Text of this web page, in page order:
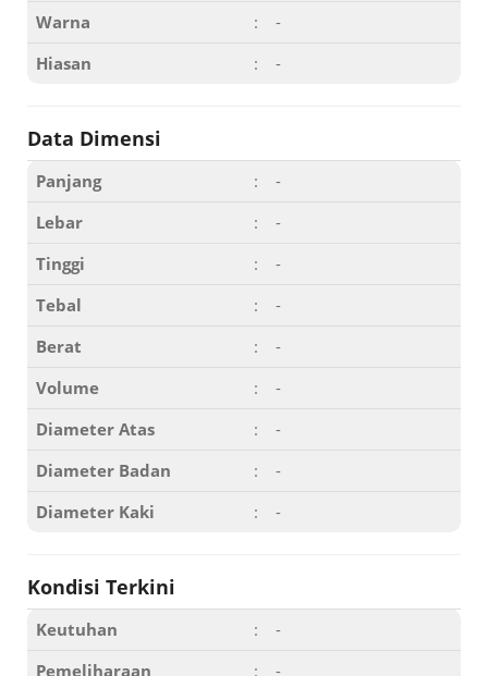
Warna
:
-
Hiasan
: -
Data Dimensi
Panjang :
-
Lebar
:
-
Tinggi
:
-
Tebal
:
-
Berat
:
-
Volume
:
-
Diameter Atas
:
-
Diameter Badan
:
-
Diameter Kaki
: -
Kondisi Terkini
Keutuhan :
-
Pemeliharaan
: -